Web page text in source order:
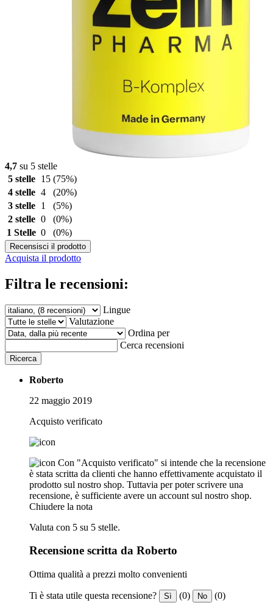
4,7 su 5 stelle
5 stelle
15 (75%)
4 stelle 4
(20%)
3 stelle
1
(5%)
2 stelle 0
(0%)
1 Stelle 0 (0%)
Recensisci il prodotto
Acquista il prodotto
Filtra le recensioni:
Lingue
Valutazione
Ordina per
Cerca recensioni
Ricerca
Roberto
22 maggio 2019
Acquisto verificato
Con "Acquisto verificato" si intende che la recensione
è stata scritta da clienti che hanno effettivamente acquistato il
prodotto sul nostro shop. Tuttavia per poter scrivere una
recensione, è sufficiente avere un account sul nostro shop.
Chiudere la nota
Valuta con 5 su 5 stelle.
Recensione scritta da Roberto
Ottima qualità a prezzi molto convenienti
Ti è stata utile questa recensione? Sì (0) No (0)